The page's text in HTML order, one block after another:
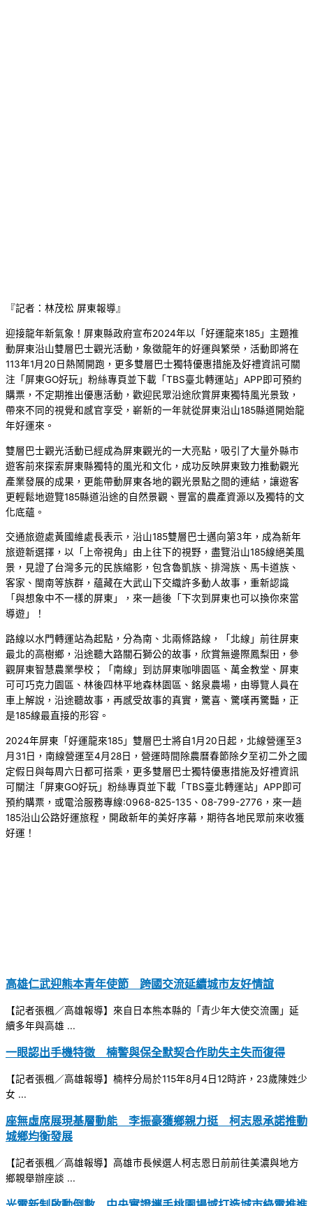
『記者：林茂松 屏東報導』
迎接龍年新氣象！屏東縣政府宣布2024年以「好運龍來185」主題推
動屏東沿山雙層巴士觀光活動，象徵龍年的好運與繁榮，活動即將在
113年1月20日熱鬧開跑，更多雙層巴士獨特優惠措施及好禮資訊可關
注「屏東GO好玩」粉絲專頁並下載「TBS臺北轉運站」APP即可預約
購票，不定期推出優惠活動，歡迎民眾沿途欣賞屏東獨特風光景致，
帶來不同的視覺和感官享受，嶄新的一年就從屏東沿山185縣道開始龍
年好運來。
雙層巴士觀光活動已經成為屏東觀光的一大亮點，吸引了大量外縣市
遊客前來探索屏東縣獨特的風光和文化，成功反映屏東致力推動觀光
產業發展的成果，更能帶動屏東各地的觀光景點之間的連結，讓遊客
更輕鬆地遊覽185縣道沿途的自然景觀、豐富的農產資源以及獨特的文
化底蘊。
交通旅遊處黃國維處長表示，沿山185雙層巴士邁向第3年，成為新年
旅遊新選擇，以「上帝視角」由上往下的視野，盡覽沿山185線絕美風
景，見證了台灣多元的民族縮影，包含魯凱族、排灣族、馬卡道族、
客家、閩南等族群，蘊藏在大武山下交織許多動人故事，重新認識
「與想象中不一樣的屏東」，來一趟後「下次到屏東也可以換你來當
導遊」！
路線以水門轉運站為起點，分為南、北兩條路線，「北線」前往屏東
最北的高樹鄉，沿途聽大路關石獅公的故事，欣賞無邊際鳳梨田，參
觀屏東智慧農業學校；「南線」到訪屏東咖啡園區、萬金教堂、屏東
可可巧克力園區、林後四林平地森林園區、銘泉農場，由導覽人員在
車上解說，沿途聽故事，再感受故事的真實，驚喜、驚嘆再驚豔，正
是185線最直接的形容。
2024年屏東「好運龍來185」雙層巴士將自1月20日起，北線營運至3
月31日，南線營運至4月28日，營運時間除農曆春節除夕至初二外之國
定假日與每周六日都可搭乘，更多雙層巴士獨特優惠措施及好禮資訊
可關注「屏東GO好玩」粉絲專頁並下載「TBS臺北轉運站」APP即可
預約購票，或電洽服務專線:0968-825-135、08-799-2776，來一趟
185沿山公路好運旅程，開啟新年的美好序幕，期待各地民眾前來收獲
好運！
高雄仁武迎熊本青年使節 跨國交流延續城市友好情誼
【記者張楓／高雄報導】來自日本熊本縣的「青少年大使交流團」延
續多年與高雄 ...
一眼認出手機特徵 楠警與保全默契合作助失主失而復得
【記者張楓／高雄報導】楠梓分局於115年8月4日12時許，23歲陳姓少
女 ...
座無虛席展現基層動能 李振豪獲鄉親力挺 柯志恩承諾推動
城鄉均衡發展
【記者張楓／高雄報導】高雄市長候選人柯志恩日前前往美濃與地方
鄉親舉辦座談 ...